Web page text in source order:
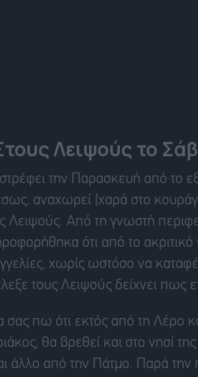
Λειψούς το
την Παρασκευή από το
αναχωρεί (χαρά στο
Λειψούς. Από τη γνωστή
ότι από το ακριτικό
χωρίς ωστόσο να
τους Λειψούς δείχνει πως
σας πω ότι εκτός από τη Λέρο
θα βρεθεί και στο νησί
άλλο από την Πάτμο. Παρά